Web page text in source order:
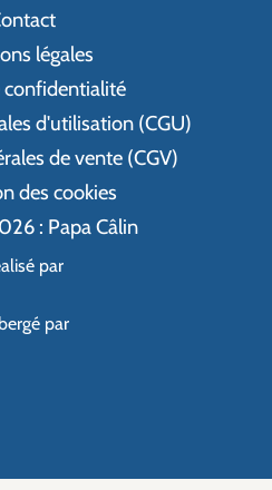
légales
confidentialité
d'utilisation (CGU)
de vente (CGV)
des cookies
: Papa Câlin
par
par